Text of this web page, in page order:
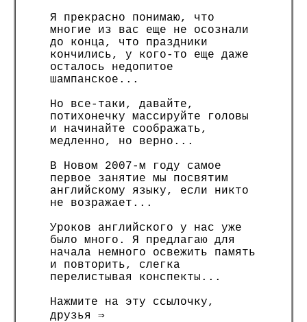
Я прекрасно понимаю, что
многие из вас еще не осознали
до конца, что праздники
кончились, у кого-то еще даже
осталось недопитое
шампанское...
Но все-таки, давайте,
потихонечку массируйте головы
и начинайте соображать,
медленно, но верно...
В Новом 2007-м году самое
первое занятие мы посвятим
английскому языку, если никто
не возражает...
Уроков английского у нас уже
было много. Я предлагаю для
начала немного освежить память
и повторить, слегка
перелистывая конспекты...
Нажмите на эту ссылочку,
друзья ⇒